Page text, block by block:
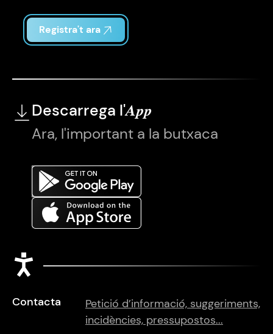
Accessibilitat
Registra't ara
Descarrega l'App
Ara, l'important a la butxaca
Contacta
Petició d’informació, suggeriments,
incidències, pressupostos...